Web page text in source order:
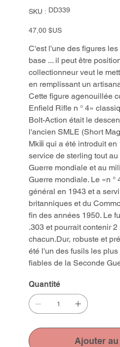
SKU : SKU
DD339
DD339
Prix
47,00 $US
C'est l'une des figures
base ... il peut être
collectionneur veut le
en remplissant un
Cette figure agenouillée
Enfield Rifle n ° 4»
Bolt-Action était le
l'ancien SMLE (Short
Mkⅲ qui a été introduit en
service de sterling tout
Guerre mondiale et au
Guerre mondiale. Le «n °
général en 1943 et a
britanniques et du
fin des années 1950. Le
.303 et pourrait contenir
chacun.Dur, robuste et
été l'un des fusils les
fiables de la Seconde
Quantité
Ajouter